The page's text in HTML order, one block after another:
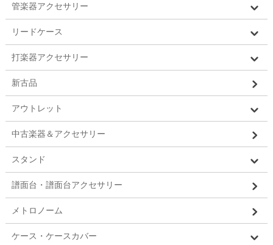
管楽器アクセサリー
リードケース
打楽器アクセサリー
新古品
アウトレット
中古楽器＆アクセサリー
スタンド
譜面台・譜面台アクセサリー
メトロノーム
ケース・ケースカバー